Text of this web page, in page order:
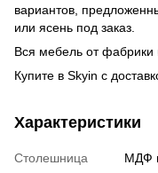
вариантов,
или ясень под заказ.
Вся мебель от фабрики
Купите в Skyin с
Характеристики
Столешница
МДФ